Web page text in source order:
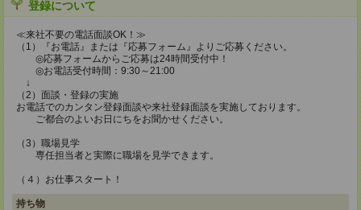
登録について
≪来社不要の電話面談OK！≫
（1）『お電話』または『応募フォーム』よりご応募ください。
◎応募フォームからご応募は24時間受付中！
◎お電話受付時間：9:30～21:00
↓
（2）面談・登録の実施
お電話でのカンタン登録面談や来社登録面談を実施しております。
ご都合のよいお日にちをお聞かせください。
（3）職場見学
専任担当者と実際に職場を見学できます。
（４）お仕事スタート！
持ち物